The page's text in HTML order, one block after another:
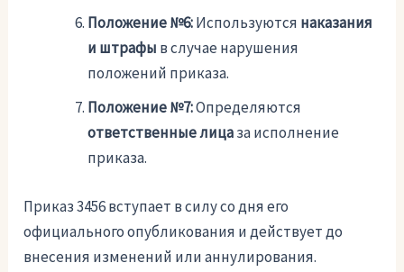
Положение №6:Используются наказания
и штрафы в случае нарушения
положений приказа.
Положение №7:Определяются
ответственные лицаза исполнение
приказа.
Приказ 3456 вступает в силу со дня его
официального опубликования и действует до
внесения изменений или аннулирования.